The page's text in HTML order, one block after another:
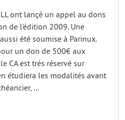
ont lançé un appel au dons
de l’édition 2009. Une
été soumise à Parinux.
un don de 500€ aux
CA est trés réservé sur
étudiera les modalités avant
...